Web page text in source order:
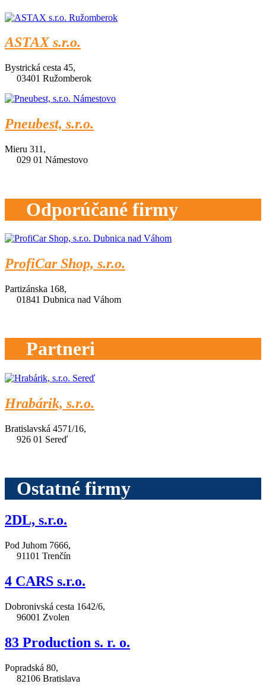
ASTAX s.r.o.
Bystrická cesta 45,
03401 Ružomberok
Pneubest, s.r.o.
Mieru 311,
029 01 Námestovo
Odporúčané firmy
ProfiCar Shop, s.r.o.
Partizánska 168,
01841 Dubnica nad Váhom
Partneri
Hrabárik, s.r.o.
Bratislavská 4571/16,
926 01 Sereď
Ostatné firmy
2DL, s.r.o.
Pod Juhom 7666,
91101 Trenčín
4 CARS s.r.o.
Dobronivská cesta 1642/6,
96001 Zvolen
83 Production s. r. o.
Popradská 80,
82106 Bratislava